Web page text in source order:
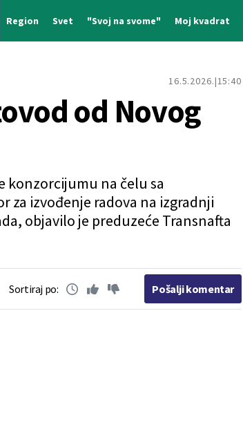
Region Svet "Svoj na svome" Moj kvadrat
16.5.2026. 15:40
od Novog
konzorcijumu na čelu sa
za izvođenje radova na izgradnji
objavilo je preduzeće Transnafta
Sortiraj po: Pošalji komentar